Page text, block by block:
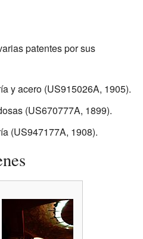
patentes por sus
y acero (US915026A, 1905).
(US670777A, 1899).
(US947177A, 1908).